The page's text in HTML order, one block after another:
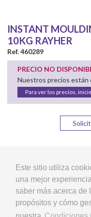
Este sitio utiliza
una mejor
saber más acerca de
propósitos y cómo
INSTANT
10KG RAYHER
Ref. 460289
PRECIO NO
Nuestros precios están
Para ver los precios,